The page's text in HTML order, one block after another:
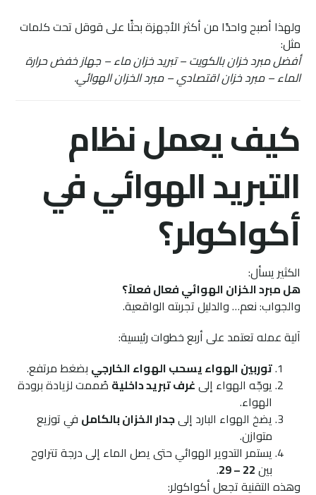
ولهذا أصبح واحدًا من أكثر الأجهزة بحثًا على قوقل تحت كلمات
مثل:
أفضل مبرد خزان بالكويت – تبريد خزان ماء – جهاز خفض حرارة
الماء – مبرد خزان اقتصادي – مبرد الخزان الهوائي.
كيف يعمل نظام
التبريد الهوائي في
أكواكولر؟
الكثير يسأل:
هل مبرد الخزان الهوائي فعال فعلاً؟
والجواب: نعم… والدليل تجربته الواقعية.
آلية عمله تعتمد على أربع خطوات رئيسية:
توربين الهواء يسحب الهواء الخارجي بضغط مرتفع.
يوجّه الهواء إلىغرف تبريد داخلية صُممت لزيادة برودة
الهواء.
يضخ الهواء البارد إلىجدار الخزان بالكامل في توزيع
متوازن.
يستمر التدوير الهوائي حتى يصل الماء إلى درجة تتراوح
بين22 – 29
.
وهذه التقنية تجعل أكواكولر: